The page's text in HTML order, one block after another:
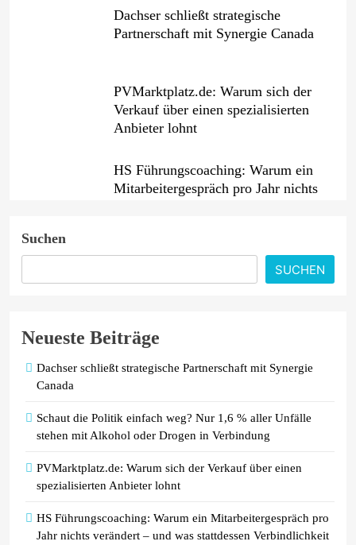
Dachser schließt strategische
Partnerschaft mit Synergie Canada
PVMarktplatz.de: Warum sich der
Verkauf über einen spezialisierten
Anbieter lohnt
HS Führungscoaching: Warum ein
Mitarbeitergespräch pro Jahr nichts
Wenn jede Minute zählt: Wie
Onboard-Kurier-Spezialist OBC
Suchen
SUCHEN
Neueste Beiträge
Dachser schließt strategische Partnerschaft mit Synergie
Canada
Schaut die Politik einfach weg? Nur 1,6 % aller Unfälle
stehen mit Alkohol oder Drogen in Verbindung
PVMarktplatz.de: Warum sich der Verkauf über einen
spezialisierten Anbieter lohnt
HS Führungscoaching: Warum ein Mitarbeitergespräch pro
Jahr nichts verändert – und was stattdessen Verbindlichkeit